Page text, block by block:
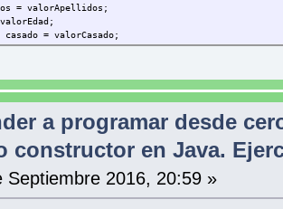
valorApellidos;
= valorCasado;
= valorEspecialista;
establecer el valor de los atributos
valorNombre){
valorApellidos){
a programar desde
constructor en Java.
Septiembre 2016, 20:59 »